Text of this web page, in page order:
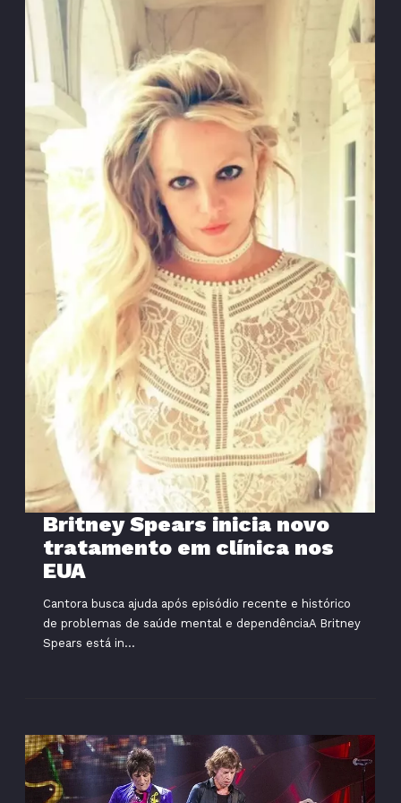
Britney Spears inicia novo
tratamento em clínica nos
EUA
Cantora busca ajuda após episódio recente e histórico
de problemas de saúde mental e dependênciaA Britney
Spears está in...